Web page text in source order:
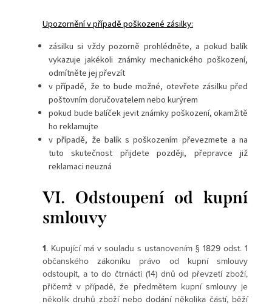
Upozornění v případě poškozené zásilky:
zásilku si vždy pozorně prohlédněte, a pokud balík
vykazuje jakékoli známky mechanického poškození,
odmítněte jej převzít
v případě, že to bude možné, otevřete zásilku před
poštovním doručovatelem nebo kurýrem
pokud bude balíček jevit známky poškození, okamžitě
ho reklamujte
v případě, že balík s poškozením převezmete a na
tuto skutečnost přijdete později, přepravce již
reklamaci neuzná
VI. Odstoupení od kupní
smlouvy
1. Kupující má v souladu s ustanovením § 1829 odst. 1
občanského zákoníku právo od kupní smlouvy
odstoupit, a to do čtrnácti (14) dnů od převzetí zboží,
přičemž v případě, že předmětem kupní smlouvy je
několik druhů zboží nebo dodání několika částí, běží